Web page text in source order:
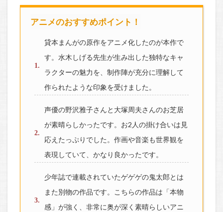
アニメのおすすめポイント！
貸本まんがの原作をアニメ化したのが本作で
す。水木しげる先生が生み出した独特なキャ
ラクターの魅力を、制作陣が充分に理解して
作られたような印象を受けました。
声優の野沢雅子さんと大塚周夫さんのお芝居
が素晴らしかったです。お2人の掛け合いは見
応えたっぷりでした。作画や音楽も世界観を
表現していて、かなり良かったです。
少年誌で連載されていたゲゲゲの鬼太郎とは
また別物の作品です。こちらの作品は「本物
感」が強く、非常に奥が深く素晴らしいアニ